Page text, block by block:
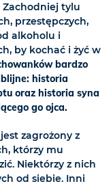
Zachodniej tylu
przestępczych,
alkoholu i
by kochać i żyć w
bardzo
historia
oraz historia syna
go ojca.
zagrożony z
którzy mu
Niektórzy z nich
od siebie. Inni